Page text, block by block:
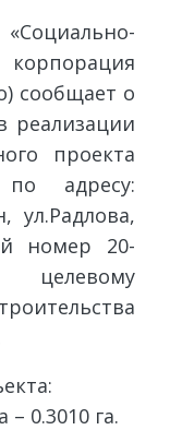
сообщает о
реализации
проекта
адресу:
ул.Радлова,
номер 20-
целевому
0.3010 га.